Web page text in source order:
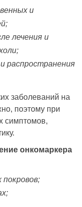
и
лечения и
распространения
заболеваний на
поэтому при
симптомов,
онкомаркера